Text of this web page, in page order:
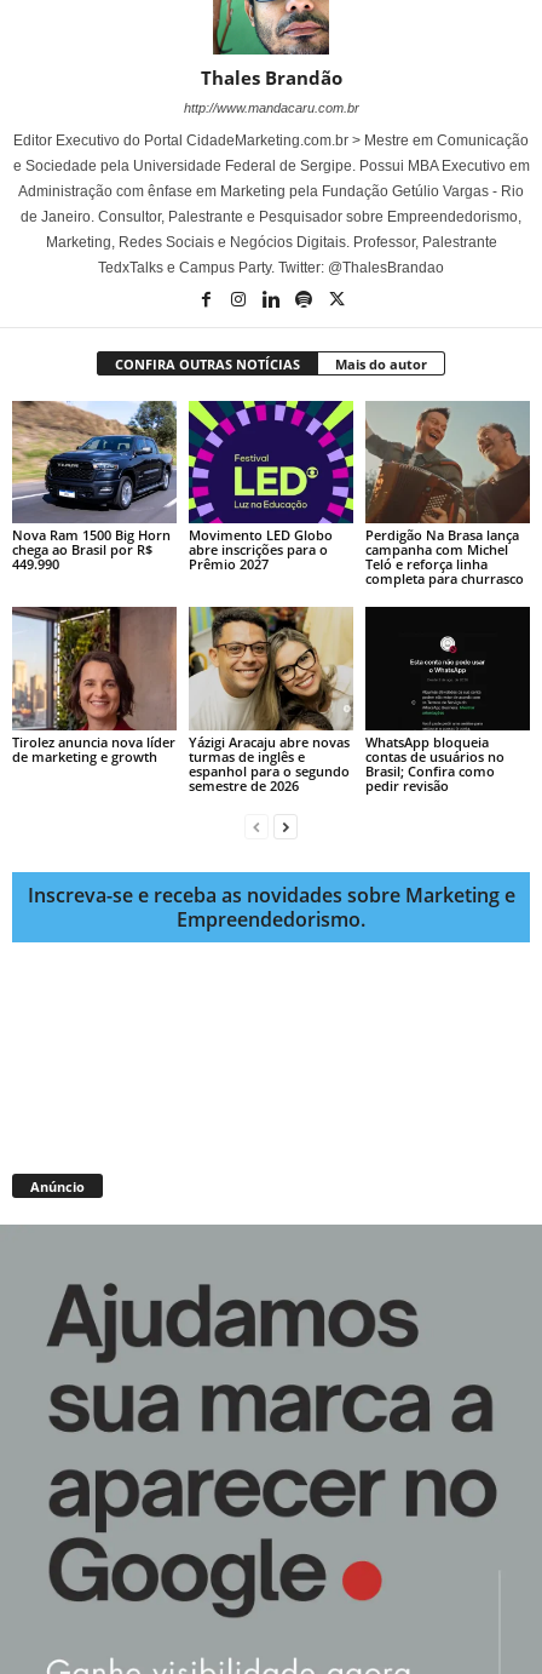
Thales Brandão
http://www.mandacaru.com.br
Editor Executivo do Portal CidadeMarketing.com.br > Mestre em Comunicação
e Sociedade pela Universidade Federal de Sergipe. Possui MBA Executivo em
Administração com ênfase em Marketing pela Fundação Getúlio Vargas - Rio
de Janeiro. Consultor, Palestrante e Pesquisador sobre Empreendedorismo,
Marketing, Redes Sociais e Negócios Digitais. Professor, Palestrante
TedxTalks e Campus Party. Twitter: @ThalesBrandao
CONFIRA OUTRAS NOTÍCIAS Mais do autor
Nova Ram 1500 Big Horn
chega ao Brasil por R$
449.990
Movimento LED Globo
abre inscrições para o
Prêmio 2027
Perdigão Na Brasa lança
campanha com Michel
Teló e reforça linha
completa para churrasco
Tirolez anuncia nova líder
de marketing e growth
Yázigi Aracaju abre novas
turmas de inglês e
espanhol para o segundo
semestre de 2026
WhatsApp bloqueia
contas de usuários no
Brasil; Confira como
pedir revisão
Inscreva-se e receba as novidades sobre Marketing e
Empreendedorismo.
Anúncio